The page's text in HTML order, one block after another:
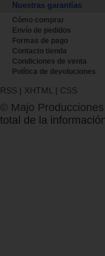
Nuestras garantías
Cómo comprar
Envío de pedidos
Formas de pago
Contacto tienda
Condiciones de venta
Política de devoluciones
RSS | XHTML | CSS
© Majo
total de la